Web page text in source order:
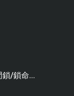
/鎖命...